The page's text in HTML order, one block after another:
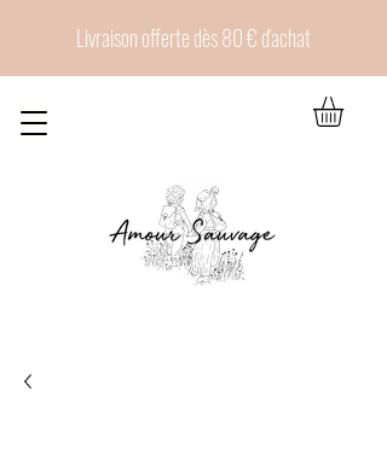
Livraison offerte dès 80 € d'achat